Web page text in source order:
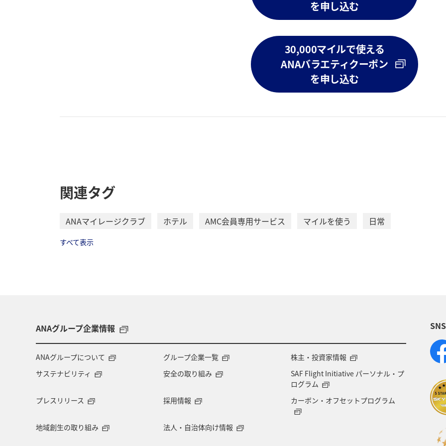
を申し込む
30,000マイルで使える
ANAバラエティクーポン
を申し込む
関連タグ
ANAマイレージクラブ ホテル AMC会員専用サービス マイルを使う 日常
すべて表示
ANAグループ企業情報
ANAグループについて グループ企業一覧
株主・投資家情報
サステナビリティ
安全の取り組み
SAF Flight Initiative パーソナル・プ
ログラム
プレスリリース
採用情報 カーボン・オフセットプログラム
地域創生の取り組み 法人・自治体向け情報